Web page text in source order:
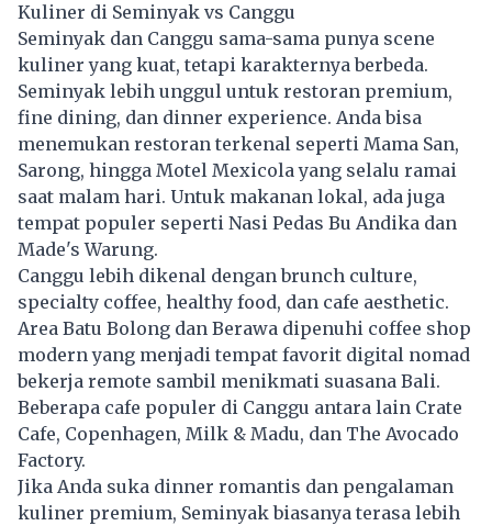
Kuliner di Seminyak vs Canggu
Seminyak dan Canggu sama-sama punya scene
kuliner yang kuat, tetapi karakternya berbeda.
Seminyak lebih unggul untuk restoran premium,
fine dining, dan dinner experience. Anda bisa
menemukan restoran terkenal seperti Mama San,
Sarong, hingga Motel Mexicola yang selalu ramai
saat malam hari. Untuk makanan lokal, ada juga
tempat populer seperti Nasi Pedas Bu Andika dan
Made's Warung.
Canggu lebih dikenal dengan brunch culture,
specialty coffee, healthy food, dan cafe aesthetic.
Area Batu Bolong dan Berawa dipenuhi coffee shop
modern yang menjadi tempat favorit digital nomad
bekerja remote sambil menikmati suasana Bali.
Beberapa cafe populer di Canggu antara lain Crate
Cafe, Copenhagen, Milk & Madu, dan The Avocado
Factory.
Jika Anda suka dinner romantis dan pengalaman
kuliner premium, Seminyak biasanya terasa lebih